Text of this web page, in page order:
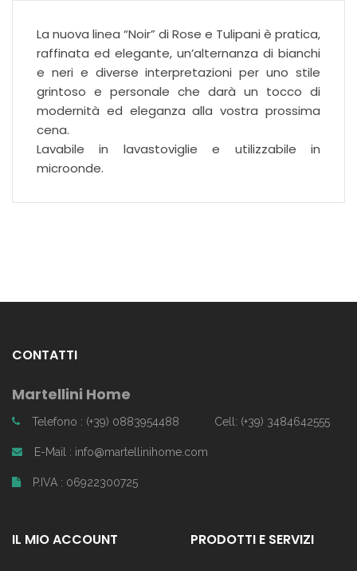
La nuova linea “Noir” di Rose e Tulipani è pratica,
raffinata ed elegante, un’alternanza di bianchi
e neri e diverse interpretazioni per uno stile
grintoso e personale che darà un tocco di
modernità ed eleganza alla vostra prossima
cena.
Lavabile in lavastoviglie e utilizzabile in
microonde.
CONTATTI
Martellini Home
Telefono : (+39) 0883954488 Cell: (+39) 3484642555
E-Mail : info@martellinihome.com
P.IVA : 06922300725
IL MIO ACCOUNT PRODOTTI E SERVIZI